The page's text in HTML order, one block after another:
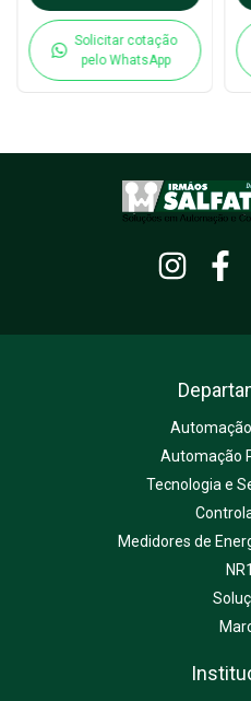
Solicitar cotação
pelo WhatsApp
Automação
Tecnologia e
Medidores de